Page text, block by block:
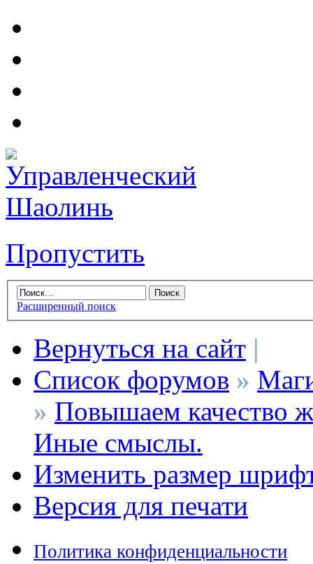
Пропустить
Расширенный поиск
Вернуться на сайт |
Список форумов »
» Повышаем качество
Иные смыслы.
Изменить размер
Версия для печати
Политика конфиденциальности